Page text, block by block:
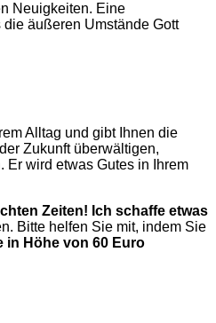
Neuigkeiten. Eine
äußeren Umstände Gott
Alltag und gibt Ihnen die
Zukunft überwältigen,
Er wird etwas Gutes in Ihrem
Zeiten! Ich schaffe etwas
Bitte helfen Sie mit, indem Sie
in Höhe von 60 Euro